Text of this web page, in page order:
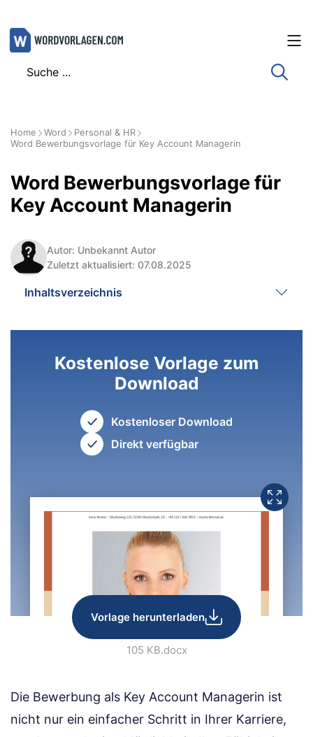
Zum
Inhalt
Home Word
Personal & HR
Word Bewerbungsvorlage für Key Account Managerin
Word Bewerbungsvorlage für
Key Account Managerin
Autor: Unbekannt Autor
Zuletzt aktualisiert: 07.08.2025
Inhaltsverzeichnis
Kostenlose Vorlage zum
Download
Kostenloser Download
Direkt verfügbar
Vorlage herunterladen
105 KB.docx
Die Bewerbung als Key Account Managerin ist
nicht nur ein einfacher Schritt in Ihrer Karriere,